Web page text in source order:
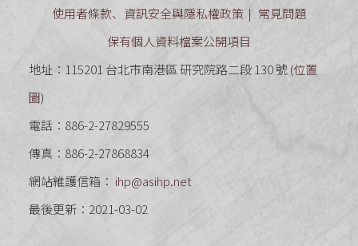
使用者條款、資訊安全與隱私權政策
常見問題
保有個人資料檔案公開項目
地址：115201 台北市南港區 研究院路二段 130 號 (位置
圖)
電話：886-2-27829555
傳真：886-2-27868834
網站維護信箱： ihp@asihp.net
最後更新：2021-03-02